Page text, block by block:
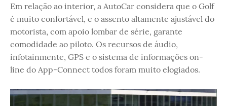
Em relação ao interior, a AutoCar considera que o Golf
é muito confortável, e o assento altamente ajustável do
motorista, com apoio lombar de série, garante
comodidade ao piloto. Os recursos de áudio,
infotainmente, GPS e o sistema de informações on-
line do App-Connect todos foram muito elogiados.